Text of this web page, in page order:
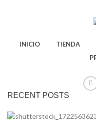
INICIO TIENDA
RECENT POSTS